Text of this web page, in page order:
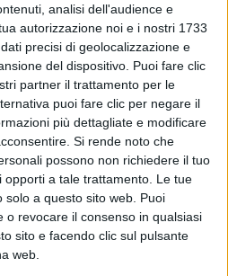
analisi dell'audience e
autorizzazione noi e i nostri 1733
precisi di geolocalizzazione e
del dispositivo. Puoi fare clic
partner il trattamento per le
puoi fare clic per negare il
più dettagliate e modificare
Si rende noto che
possono non richiedere il tuo
opporti a tale trattamento. Le tue
solo a questo sito web. Puoi
o revocare il consenso in qualsiasi
sito e facendo clic sul pulsante
web.
luoghi in cui Federico ha
“Ultimi dj set e
”, scrive lui dando
concerto di settembre a